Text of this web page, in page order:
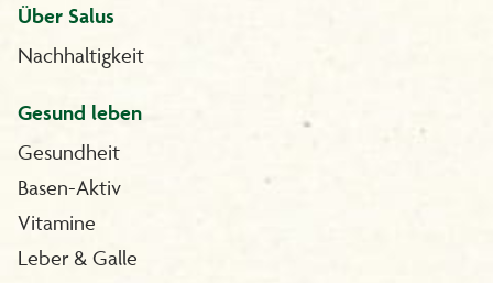
Über Salus
Nachhaltigkeit
Gesund leben
Gesundheit
Basen-Aktiv
Vitamine
Leber & Galle